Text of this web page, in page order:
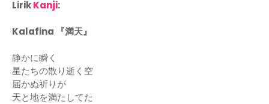
LirikKanji:
Kalafina 『満天』
静かに瞬く
星たちの散り逝く空
届かぬ祈りが
天と地を満たしてた